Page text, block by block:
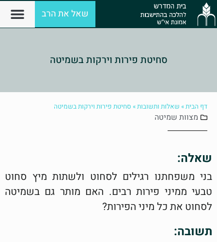
שאל את הרב
סחיטת פירות וירקות בשמיטה
דף הבית» שאלות ותשובות» סחיטת פירות וירקות בשמיטה
מצוות שמיטה
שאלה:
בני משפחתנו רגילים לסחוט ולשתות מיץ סחוט
טבעי ממיני פירות רבים. האם מותר גם בשמיטה
לסחוט את כל מיני הפירות?
תשובה: